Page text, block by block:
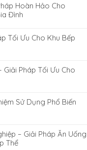
Hoàn Hảo Cho
Đình
Tối Ưu Cho Khu Bếp
Giải Pháp Tối Ưu Cho
Sử Dụng Phổ Biến
– Giải Pháp Ăn Uống
Thể